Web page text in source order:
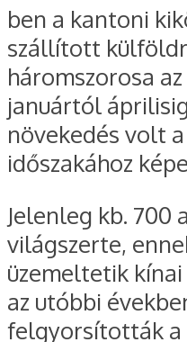
ben a kantoni
szállított
háromszorosa
januártól
növekedés volt
időszakához
Jelenleg kb. 700
világszerte,
üzemeltetik
az utóbbi
felgyorsították a